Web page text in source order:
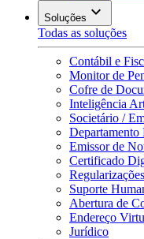
Soluções
Todas as soluções
Contábil e
Monitor de
Cofre de
Inteligência
Societário /
Departamento
Emissor de
Certificado
Regularizações
Suporte
Abertura de
Endereço
Jurídico